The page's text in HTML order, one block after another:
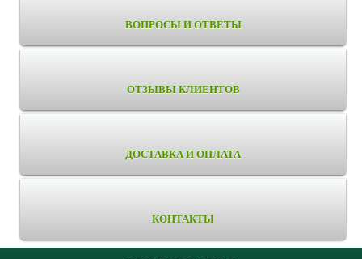
ВОПРОСЫ И ОТВЕТЫ
ОТЗЫВЫ КЛИЕНТОВ
ДОСТАВКА И ОПЛАТА
КОНТАКТЫ